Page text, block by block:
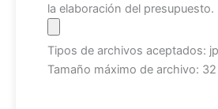
la elaboración del presupuesto.
Tipos de archivos aceptados:
Tamaño máximo de archivo: 32